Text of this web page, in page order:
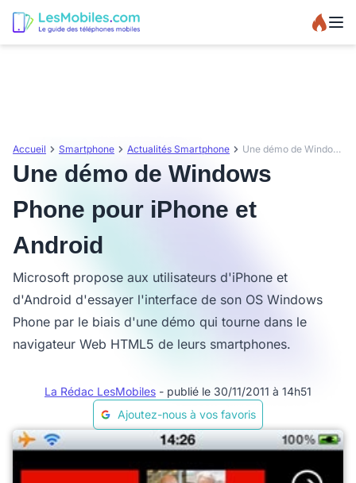
Accueil Smartphone Actualités Smartphone Une démo de Windows Phone pour iPhone et Android
Une démo de Windows
Phone pour iPhone et
Android
Microsoft propose aux utilisateurs d'iPhone et
d'Android d'essayer l'interface de son OS Windows
Phone par le biais d'une démo qui tourne dans le
navigateur Web HTML5 de leurs smartphones.
La Rédac LesMobiles - publié le 30/11/2011 à 14h51
Ajoutez-nous à vos favoris